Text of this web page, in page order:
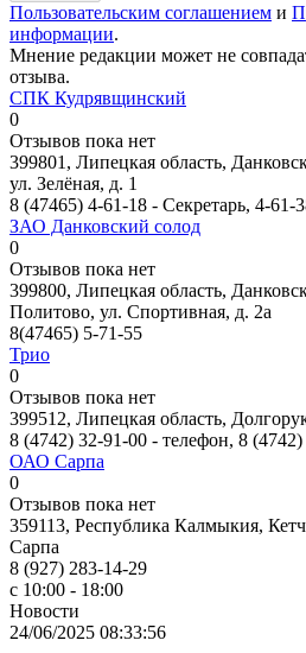
Пользовательским соглашением и
информации.
Мнение редакции может не
отзыва.
СПК Кудрявщинский
0
Отзывов пока нет
399801, Липецкая область,
ул. Зелёная, д. 1
8 (47465) 4-61-18 - Секретарь, 4-61-
ЗАО Данковский солод
0
Отзывов пока нет
399800, Липецкая область,
Политово, ул. Спортивная, д. 2а
8(47465) 5-71-55
Трио
0
Отзывов пока нет
399512, Липецкая область,
8 (4742) 32-91-00 - телефон, 8
ОАО Сарпа
0
Отзывов пока нет
359113, Республика Калмыкия,
Сарпа
8 (927) 283-14-29
с 10:00 - 18:00
Новости
24/06/2025 08:33:56